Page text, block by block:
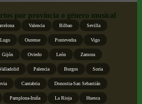
por provincia o género musical
Valencia Bilbao Sevilla
Lugo Ourense Pontevedra Vigo
Gijón Oviedo León Zamora
Palencia Burgos Soria
Cantabria Donostia-San Sebastián
Pamplona-Iruña La Rioja Huesca